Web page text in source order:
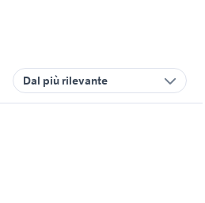
Dal più rilevante